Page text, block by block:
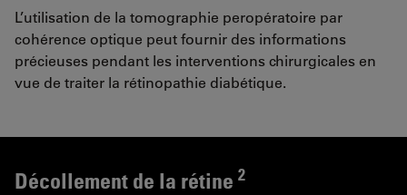
L’utilisation de la tomographie peropératoire par
cohérence optique peut fournir des informations
précieuses pendant les interventions chirurgicales en
vue de traiter la rétinopathie diabétique.
Décollement de la rétine 2